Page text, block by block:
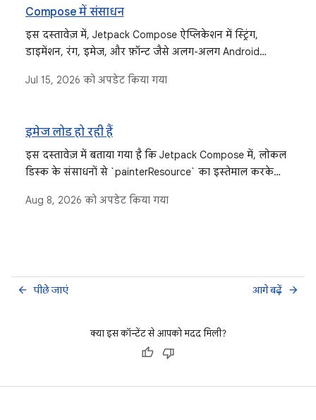
Compose में संसाधन
इस दस्तावेज़ में, Jetpack Compose ऐप्लिकेशन में स्ट्रिंग,
डाइमेंशन, रंग, इमेज, और फ़ॉन्ट जैसे अलग-अलग Android
बताया गया है.
Jul 15, 2026 को अपडेट किया गया
इमेज लोड हो रही हैं
इस दस्तावेज़ में बताया गया है कि Jetpack Compose में, लोकल
डिस्क के संसाधनों से `painterResource` का इस्तेमाल करके
इस्तेमाल करके इमेज कैसे लोड करें. इसमें सुलभता से जुड़ी बातों
Aug 8, 2026 को अपडेट किया गया
पीछे जाएं
arrow_back आगे बढ़ें arrow_forward
क्या इस कॉन्टेंट से आपको मदद मिली?